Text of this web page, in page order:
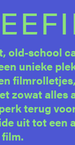
old-school
unieke
zowat alles
terug
uit tot een